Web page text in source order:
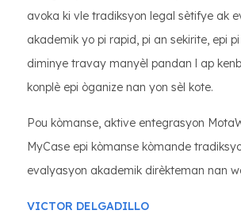
avoka ki vle tradiksyon legal sètifye ak
akademik yo pi rapid, pi an sekirite, epi
diminye travay manyèl pandan l ap
konplè epi òganize nan yon sèl kote.
Pou kòmanse, aktive entegrasyon
MyCase epi kòmanse kòmande
evalyasyon akademik dirèkteman nan
VICTOR DELGADILLO